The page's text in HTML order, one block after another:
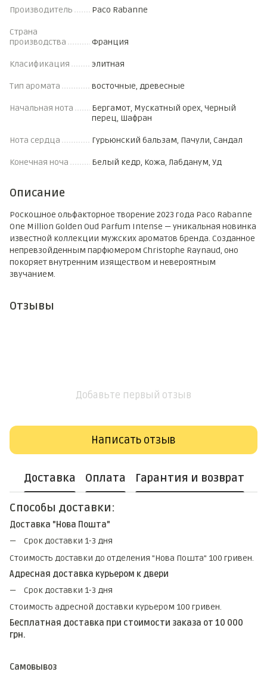
Производитель Paco Rabanne
Страна
производства
Франция
Класификация элитная
Тип аромата восточные, древесные
Начальная нота
Бергамот, Мускатный орех, Черный
перец, Шафран
Нота сердца Гурьюнский бальзам, Пачули, Сандал
Конечная ноча Белый кедр, Кожа, Лабданум, Уд
Описание
Роскошное ольфакторное творение 2023 года Paco Rabanne
One Million Golden Oud Parfum Intense — уникальная новинка
известной коллекции мужских ароматов бренда. Созданное
непревзойденным парфюмером Christophe Raynaud, оно
покоряет внутренним изяществом и невероятным
звучанием.
Отзывы
Добавьте первый отзыв
Написать отзыв
Доставка Оплата Гарантия и возврат
Способы доставки:
Доставка "Нова Пошта"
Срок доставки 1-3 дня
Стоимость доставки до отделения "Нова Пошта" 100 гривен.
Адресная доставка курьером к двери
Срок доставки 1-3 дня
Стоимость адресной доставки курьером 100 гривен.
Бесплатная доставка при стоимости заказа от 10 000
грн.
Самовывоз